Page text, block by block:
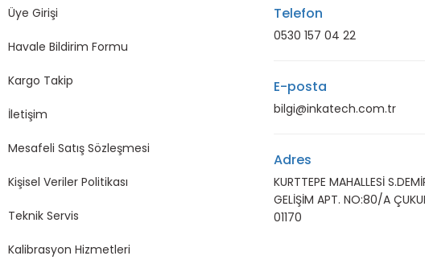
Üye Girişi
Havale Bildirim Formu
Kargo Takip
İletişim
Mesafeli Satış Sözleşmesi
Kişisel Veriler Politikası
Teknik Servis
Kalibrasyon Hizmetleri
Telefon
0530 157 04 22
E-posta
bilgi@inkatech.com.tr
Adres
KURTTEPE MAHALLESİ
GELİŞİM APT. NO:80/A
01170